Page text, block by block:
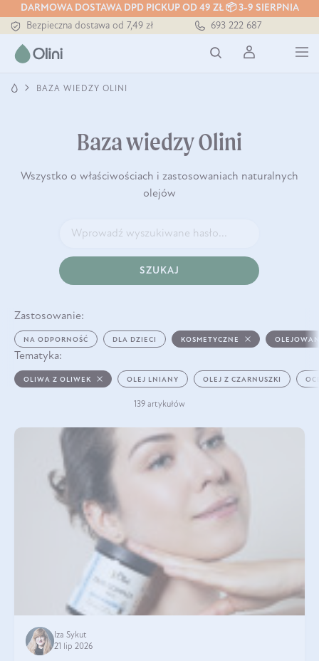
DARMOWA DOSTAWA DPD PICKUP OD 49 ZŁ 📦 3-9 SIERPNIA
Bezpieczna dostawa od 7,49 zł
Darmowa dostawa od 199 zł
Tłoczony zawsze na zimno
693 222 687
BAZA WIEDZY OLINI
Baza wiedzy Olini
Wszystko o właściwościach i zastosowaniach naturalnych
olejów
SZUKAJ
Zastosowanie:
NA ODPORNOŚĆ DLA DZIECI KOSMETYCZNE
Tematyka:
OLIWA Z OLIWEK OLEJ LNIANY OLEJ Z CZARNUSZKI
139 artykułów
Iza Sykut
21 lip 2026